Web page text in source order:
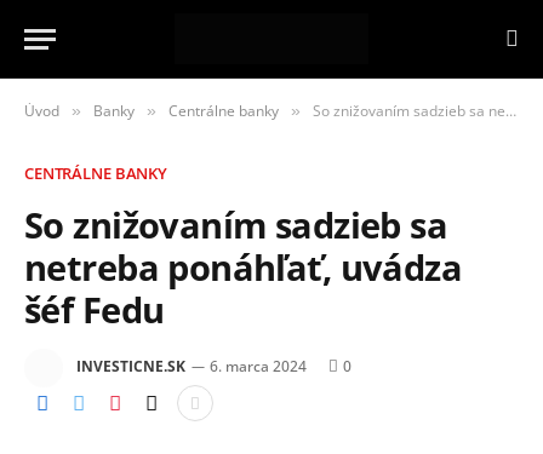
Úvod » Banky » Centrálne banky » So znižovaním sadzieb sa netreba ponáhľať, uvádza šéf Fedu
CENTRÁLNE BANKY
So znižovaním sadzieb sa
netreba ponáhľať, uvádza
šéf Fedu
INVESTICNE.SK 6. marca 2024 0